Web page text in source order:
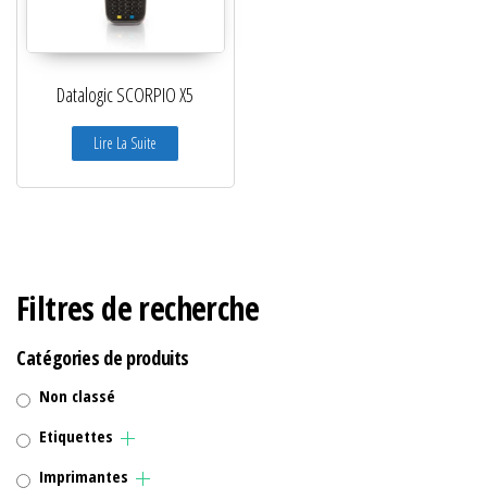
Datalogic SCORPIO X5
Lire La Suite
Filtres de recherche
Catégories de produits
Non classé
Etiquettes
Imprimantes